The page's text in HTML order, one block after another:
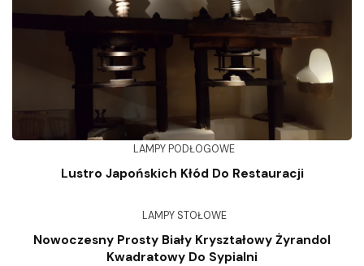
LAMPY PODŁOGOWE
Lustro Japońskich Kłód Do Restauracji
LAMPY STOŁOWE
Nowoczesny Prosty Biały Kryształowy Żyrandol
Kwadratowy Do Sypialni